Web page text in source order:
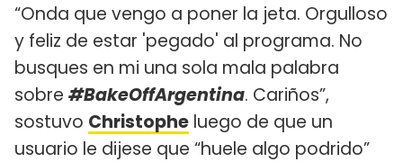
“Onda que vengo a poner la jeta. Orgulloso
y feliz de estar 'pegado' al programa. No
busques en mi una sola mala palabra
sobre #BakeOffArgentina. Cariños”,
sostuvo Christophe luego de que un
usuario le dijese que “huele algo podrido”